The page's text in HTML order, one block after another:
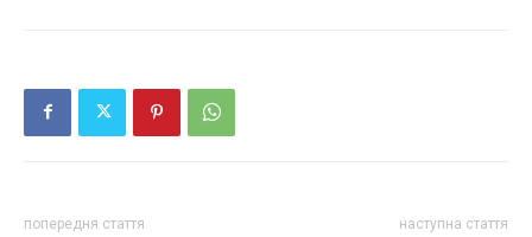
попередня стаття наступна стаття